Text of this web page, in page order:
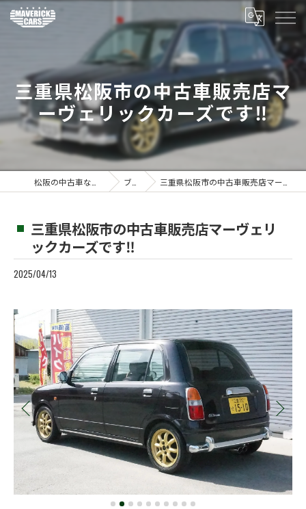
三重県松阪市の中古車販売店マ
ーヴェリックカーズです‼️
ブログ 三重県松阪市の中古車販売店マーヴェリックカーズです‼️
三重県松阪市の中古車販売店マーヴェリ
ックカーズです‼️
2025/04/13